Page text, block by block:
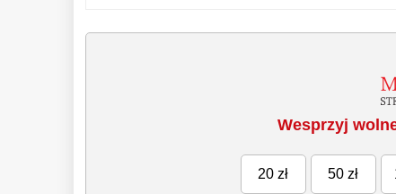
Wesprzyj
20 zł 50 zł